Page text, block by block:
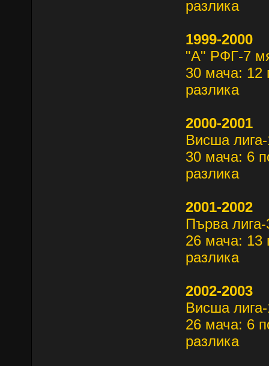
разлика
1999-2000
"А" РФГ-7
30 мача: 12
разлика
2000-2001
Висша
30 мача: 6
разлика
2001-2002
Първа
26 мача: 13
разлика
2002-2003
Висша
26 мача: 6
разлика